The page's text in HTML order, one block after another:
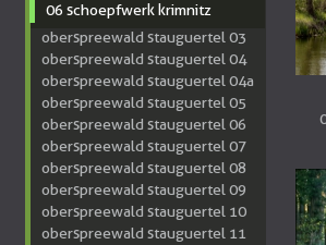
06 schoepfwerk krimnitz
oberspreewald stauguertel 03
oberspreewald stauguertel 04
oberspreewald stauguertel 04a
oberspreewald stauguertel 05
oberspreewald stauguertel 06
oberspreewald stauguertel 07
oberspreewald stauguertel 08
oberspreewald stauguertel 09
oberspreewald stauguertel 10
oberspreewald stauguertel 11